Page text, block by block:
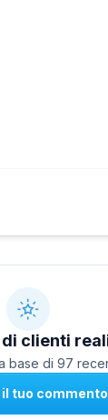
clienti
base di 97
il tuo commento